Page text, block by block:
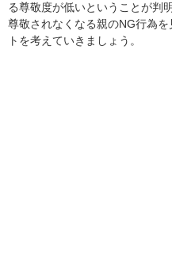
る尊敬度が低いということが判
尊敬されなくなる親のNG行為
トを考えていきましょう。